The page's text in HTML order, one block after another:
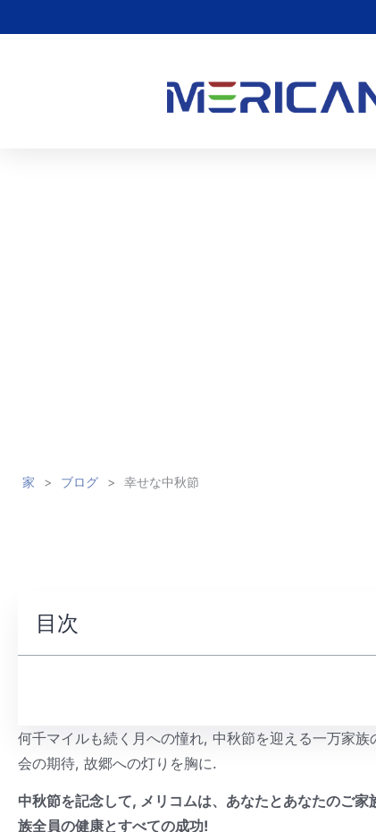
家 > ブログ > 幸せな中秋節
目次
何千マイルも続く月への憧れ, 中秋節を迎える一万家
会の期待, 故郷への灯りを胸に.
中秋節を記念して, メリコムは、あなたとあなたのご
族全員の健康とすべての成功!